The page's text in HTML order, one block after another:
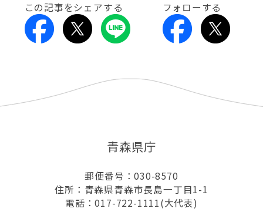
この記事をシェアする フォローする
青森県庁
郵便番号：030-8570
住所：青森県青森市長島一丁目1-1
電話：017-722-1111(大代表)